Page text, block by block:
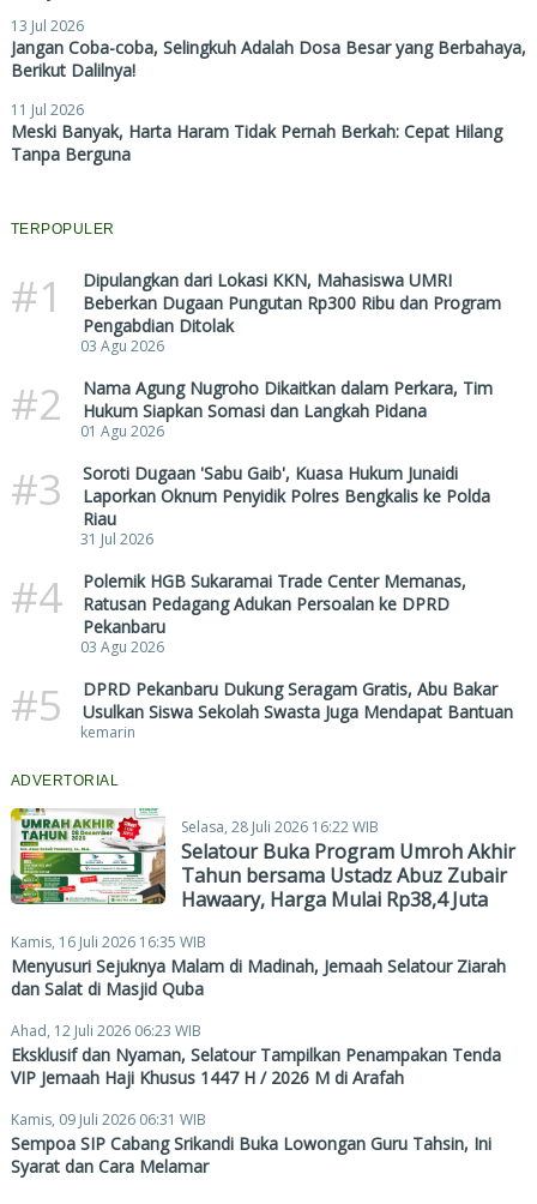
13 Jul 2026
Jangan Coba-coba, Selingkuh Adalah Dosa Besar yang Berbahaya,
Berikut Dalilnya!
11 Jul 2026
Meski Banyak, Harta Haram Tidak Pernah Berkah: Cepat Hilang
Tanpa Berguna
TERPOPULER
#1
Dipulangkan dari Lokasi KKN, Mahasiswa UMRI
Beberkan Dugaan Pungutan Rp300 Ribu dan Program
Pengabdian Ditolak
03 Agu 2026
#2
Nama Agung Nugroho Dikaitkan dalam Perkara, Tim
Hukum Siapkan Somasi dan Langkah Pidana
01 Agu 2026
#3
Soroti Dugaan 'Sabu Gaib', Kuasa Hukum Junaidi
Laporkan Oknum Penyidik Polres Bengkalis ke Polda
Riau
31 Jul 2026
#4
Polemik HGB Sukaramai Trade Center Memanas,
Ratusan Pedagang Adukan Persoalan ke DPRD
Pekanbaru
03 Agu 2026
#5
DPRD Pekanbaru Dukung Seragam Gratis, Abu Bakar
Usulkan Siswa Sekolah Swasta Juga Mendapat Bantuan
kemarin
ADVERTORIAL
Selasa, 28 Juli 2026 16:22 WIB
Selatour Buka Program Umroh Akhir
Tahun bersama Ustadz Abuz Zubair
Hawaary, Harga Mulai Rp38,4 Juta
Kamis, 16 Juli 2026 16:35 WIB
Menyusuri Sejuknya Malam di Madinah, Jemaah Selatour Ziarah
dan Salat di Masjid Quba
Ahad, 12 Juli 2026 06:23 WIB
Eksklusif dan Nyaman, Selatour Tampilkan Penampakan Tenda
VIP Jemaah Haji Khusus 1447 H / 2026 M di Arafah
Kamis, 09 Juli 2026 06:31 WIB
Sempoa SIP Cabang Srikandi Buka Lowongan Guru Tahsin, Ini
Syarat dan Cara Melamar